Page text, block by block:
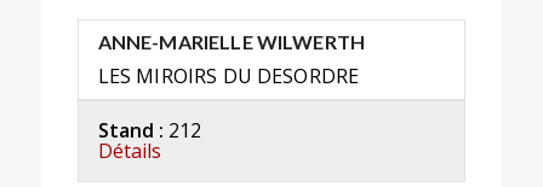
ANNE-MARIELLE WILWERTH
LES MIROIRS DU DESORDRE
Stand : 212
Détails